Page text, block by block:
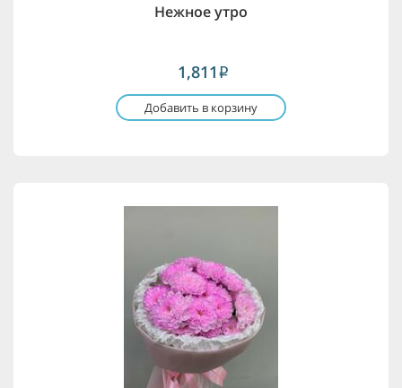
Нежное утро
1,811 i
Добавить в корзину